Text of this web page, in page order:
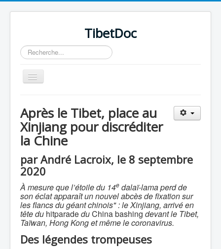
TibetDoc
Rechercher
Basculer
la
Après le Tibet, place au
Xinjiang pour discréditer
la Chine
par André Lacroix, le 8 septembre
2020
À mesure que l’étoile du 14e dalaï-lama perd de
son éclat apparaît un nouvel abcès de fixation sur
les flancs du géant chinois": le Xinjiang, arrivé en
tête du hitparadeduChina bashing devant le Tibet,
Taïwan, Hong Kong et même le coronavirus.
Des légendes trompeuses